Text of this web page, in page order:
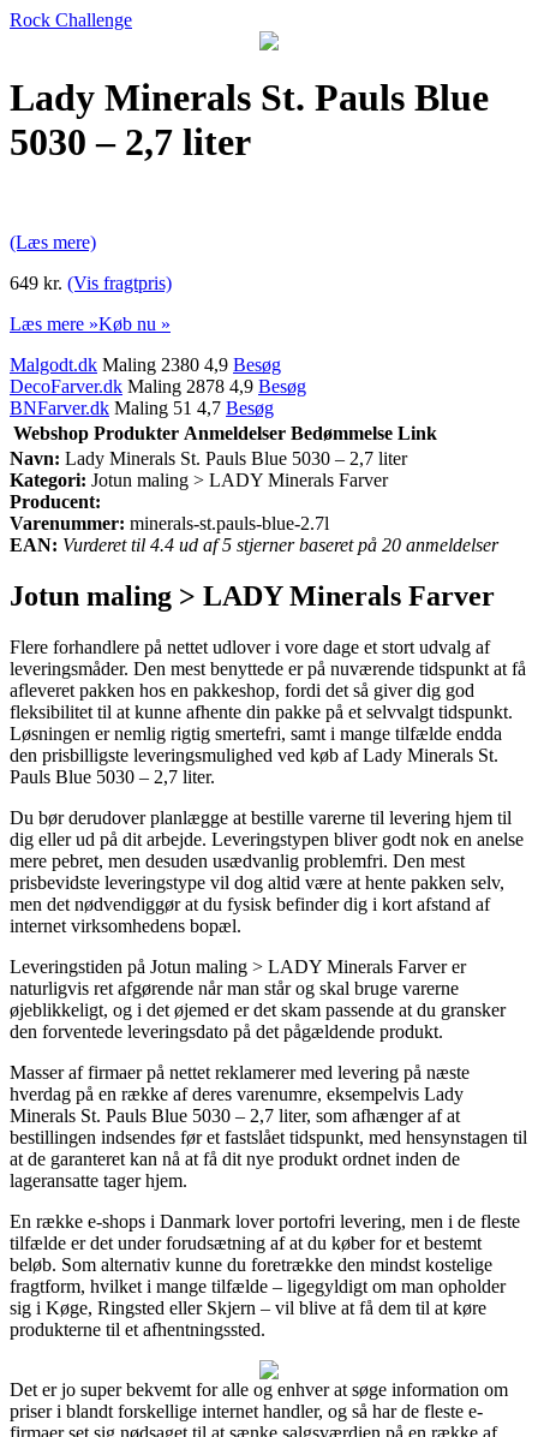
Rock Challenge
Lady Minerals St. Pauls Blue
5030 – 2,7 liter
(Læs mere)
649 kr. (Vis fragtpris)
Læs mere »Køb nu »
Malgodt.dk Maling 2380 4,9 Besøg
DecoFarver.dk Maling 2878 4,9 Besøg
BNFarver.dk Maling 51 4,7 Besøg
Webshop Produkter Anmeldelser Bedømmelse Link
Navn: Lady Minerals St. Pauls Blue 5030 – 2,7 liter
Kategori: Jotun maling > LADY Minerals Farver
Producent:
Varenummer: minerals-st.pauls-blue-2.7l
EAN: Vurderet til 4.4 ud af 5 stjerner baseret på 20 anmeldelser
Jotun maling > LADY Minerals Farver
Flere forhandlere på nettet udlover i vore dage et stort udvalg af
leveringsmåder. Den mest benyttede er på nuværende tidspunkt at få
afleveret pakken hos en pakkeshop, fordi det så giver dig god
fleksibilitet til at kunne afhente din pakke på et selvvalgt tidspunkt.
Løsningen er nemlig rigtig smertefri, samt i mange tilfælde endda
den prisbilligste leveringsmulighed ved køb af Lady Minerals St.
Pauls Blue 5030 – 2,7 liter.
Du bør derudover planlægge at bestille varerne til levering hjem til
dig eller ud på dit arbejde. Leveringstypen bliver godt nok en anelse
mere pebret, men desuden usædvanlig problemfri. Den mest
prisbevidste leveringstype vil dog altid være at hente pakken selv,
men det nødvendiggør at du fysisk befinder dig i kort afstand af
internet virksomhedens bopæl.
Leveringstiden på Jotun maling > LADY Minerals Farver er
naturligvis ret afgørende når man står og skal bruge varerne
øjeblikkeligt, og i det øjemed er det skam passende at du gransker
den forventede leveringsdato på det pågældende produkt.
Masser af firmaer på nettet reklamerer med levering på næste
hverdag på en række af deres varenumre, eksempelvis Lady
Minerals St. Pauls Blue 5030 – 2,7 liter, som afhænger af at
bestillingen indsendes før et fastslået tidspunkt, med hensynstagen til
at de garanteret kan nå at få dit nye produkt ordnet inden de
lageransatte tager hjem.
En række e-shops i Danmark lover portofri levering, men i de fleste
tilfælde er det under forudsætning af at du køber for et bestemt
beløb. Som alternativ kunne du foretrække den mindst kostelige
fragtform, hvilket i mange tilfælde – ligegyldigt om man opholder
sig i Køge, Ringsted eller Skjern – vil blive at få dem til at køre
produkterne til et afhentningssted.
Det er jo super bekvemt for alle og enhver at søge information om
priser i blandt forskellige internet handler, og så har de fleste e-
firmaer set sig nødsaget til at sænke salgsværdien på en række af